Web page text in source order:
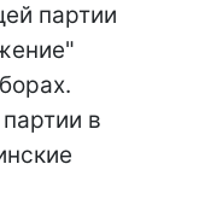
партии
в